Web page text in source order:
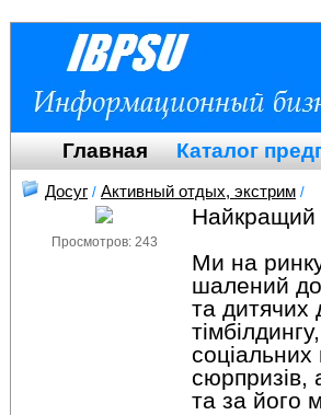
Главная Каталог
Досуг / Активный отдых, экстрим /
Просмотров: 243
Найкращий
Ми на
шалений
та дитячих
соціальних
сюрпризів,
та за його